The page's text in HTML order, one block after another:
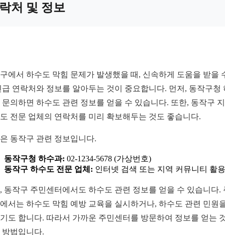
처 및 정보
에서 하수도 막힘 문제가 발생했을 때, 신속하게 도움을 받을
급 연락처와 정보를 알아두는 것이 중요합니다. 먼저, 동작구청
문의하면 하수도 관련 정보를 얻을 수 있습니다. 또한, 동작구
전문 업체의 연락처를 미리 확보해두는 것도 좋습니다.
동작구 관련 정보입니다.
동작구청 하수과: 02-1234-5678 (가상번호)
동작구 하수도 전문 업체: 인터넷 검색 또는 지역 커뮤니티 활용
동작구 주민센터에서도 하수도 관련 정보를 얻을 수 있습니다.
서는 하수도 막힘 예방 교육을 실시하거나, 하수도 관련 민원
도 합니다. 따라서 가까운 주민센터를 방문하여 정보를 얻는
방법입니다.